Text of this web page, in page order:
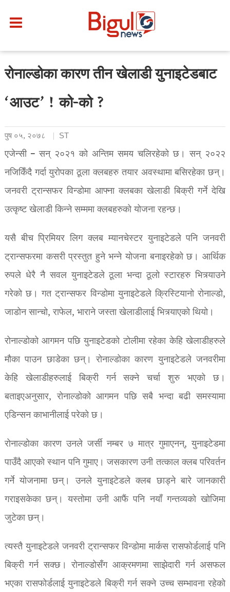
रोनाल्डोका कारण तीन खेलाडी युनाइटेडबाट
‘आउट’ ! को-को ?
पुष ०५, २०७८ ST
एजेन्सी – सन् २०२१ को अन्तिम समय चलिरहेको छ। सन् २०२२
नजिकिँदै गर्दा युरोपका ठूला क्लबहरु तयार अवस्थामा बसिरहेका छन्।
जनवरी ट्रान्सफर विन्डोमा आफ्ना क्लबका खेलाडी बिक्री गर्ने देखि
उत्कृष्ट खेलाडी किन्ने सम्ममा क्लबहरुको योजना रहन्छ।
यसै बीच प्रिमियर लिग क्लब म्यानचेस्टर युनाइटेडले पनि जनवरी
ट्रान्सफरमा कसरी प्रस्तुत हुने भन्ने योजना बनाइरहेको छ। आर्थिक
रुपले धेरै नै सवल युनाइटेडले ठूला भन्दा ठूलो स्टारहरु भित्र्याउने
गरेको छ। गत ट्रान्सफर विन्डोमा युनाइटेडले क्रिस्टियानो रोनाल्डो,
जाडोन सान्चो, राफेल, भाराने जस्ता खेलाडीलाई भित्र्याएको थियो।
रोनाल्डोको आगमन पछि युनाइटेडको टोलीमा रहेका केहि खेलाडीहरुले
मौका पाउन छाडेका छन्। रोनाल्डोका कारण युनाइटेडले जनवरीमा
केहि खेलाडीहरुलाई बिक्री गर्न सक्ने चर्चा शुरु भएको छ।
बताइएअनुसार, रोनाल्डोको आगमन पछि सबै भन्दा बढी समस्यामा
एडिन्सन काभानीलाई परेको छ।
रोनाल्डोका कारण उनले जर्सी नम्बर ७ मात्र गुमाएनन्, युनाइटेडमा
पाउँदै आएको स्थान पनि गुमाए। जसकारण उनी तत्काल क्लब परिवर्तन
गर्ने योजनामा छन्। उनले युनाइटेडले क्लब छाड्ने बारे जानकारी
गराइसकेका छन्। यस्तोमा उनी आफैं पनि नयाँ गन्तव्यको खोजिमा
जुटेका छन्।
त्यस्तै युनाइटेडले जनवरी ट्रान्सफर विन्डोमा मार्कस रासफोर्डलाई पनि
बिक्री गर्न सक्छ। रोनाल्डोसँग आक्रमणमा साझेदारी गर्न असफल
भएका रासफोर्डलाई युनाइटेडले बिक्री गर्न सक्ने उच्च सम्भावना रहेको